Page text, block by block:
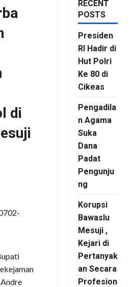
di
RECENT
POSTS
Presiden
RI Hadir di
Hut Polri
Ke 80 di
Cikeas
Pengadila
n Agama
Suka
Dana
Padat
Pengunju
ng
Korupsi
Bawaslu
Mesuji ,
Kejari di
Pertanyak
an Secara
Profesion